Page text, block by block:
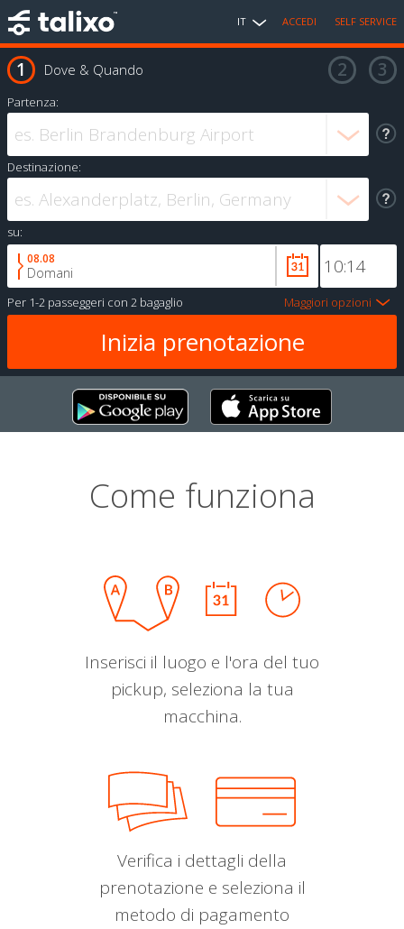
IT ACCEDI SELF SERVICE
Dove & Quando
Partenza:
Destinazione:
su:
08.08
Domani
Per 1-2 passeggeri con 2 bagaglio Maggiori opzioni
Come funziona
Inserisci il luogo e l'ora del tuo
pickup, seleziona la tua
macchina.
Verifica i dettagli della
prenotazione e seleziona il
metodo di pagamento